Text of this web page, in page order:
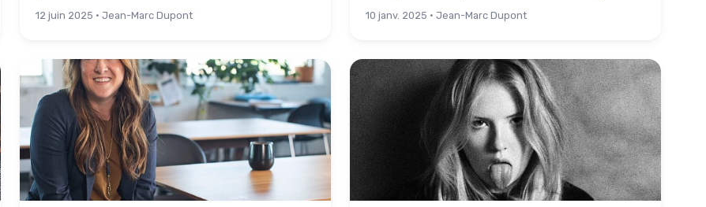
12 juin 2025 · Jean-Marc Dupont 10 janv. 2025 · Jean-Marc Dupont